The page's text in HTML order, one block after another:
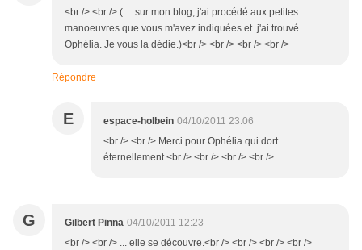
<br /> <br /> ( ... sur mon blog, j'ai procédé aux petites
manoeuvres que vous m'avez indiquées et j'ai trouvé
Ophélia. Je vous la dédie.)<br /> <br /> <br /> <br />
Répondre
E espace-holbein 04/10/2011 23:06
<br /> <br /> Merci pour Ophélia qui dort
éternellement.<br /> <br /> <br /> <br />
G Gilbert Pinna 04/10/2011 12:23
<br /> <br /> ... elle se découvre.<br /> <br /> <br /> <br />